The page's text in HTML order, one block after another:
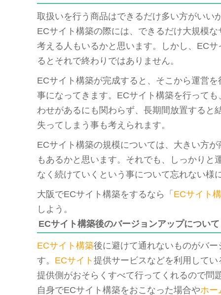
取扱いを行う商品はできるだけ多い方がいい
ECサイト構築の際には、できるだけ大規模
考える人もいるかと思います。しかし、EC
るとそれで終わりではありません。
ECサイト構築が完成すると、そこから運営
事になってきます。ECサイト構築を行って
わせがあるにも関わらず、長期間放置すると
失ってしまう事も考えられます。
ECサイト構築の規模については、大きい方
もあるかと思います。それでも、しっかりと
なく続けていくという事について忘れない様
大阪でECサイト構築をするなら「 ECサイト
しよう。
ECサイト構築後のバージョンアップについて
ECサイト構築後に避けて通れないものがバ
す。 ECサイト 提供サービスなどを利用して
提供側がおそらくすべて行ってくれるので問
自身でECサイト構築をおこなった場合やホー